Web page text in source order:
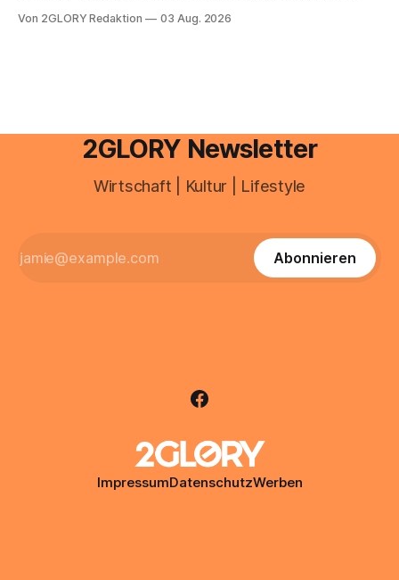
ist längst ein ernstzunehmender Wirtschaftszweig. Weltweit
Von 2GLORY Redaktion 03 Aug. 2026
2GLORY Newsletter
Wirtschaft | Kultur | Lifestyle
Abonnieren
ImpressumDatenschutzWerben